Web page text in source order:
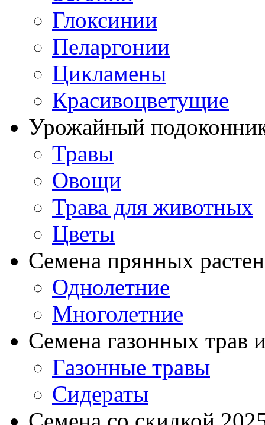
Глоксинии
Пеларгонии
Цикламены
Красивоцветущие
Урожайный
Травы
Овощи
Трава для животных
Цветы
Семена прянных
Однолетние
Многолетние
Семена газонных трав
Газонные травы
Сидераты